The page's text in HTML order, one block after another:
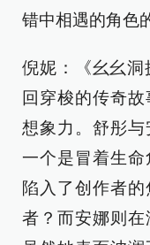
错中相遇的角色
倪妮：《幺幺洞
回穿梭的传奇
想象力。舒彤与
一个是冒着生
陷入了创作者
者？而安娜则在